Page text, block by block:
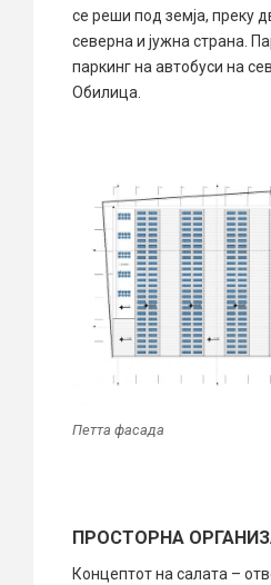
се реши под земја, преку
северна и јужна страна.
паркинг на автобуси на
Обилица.
Петта фасада
ПРОСТОРНА
Концептот на салата –